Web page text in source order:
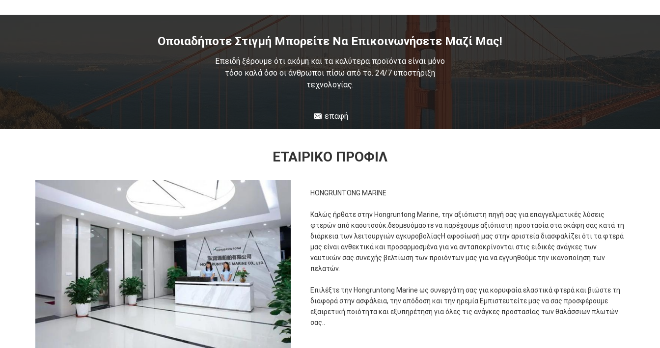
Οποιαδήποτε Στιγμή Μπορείτε Να Επικοινωνήσετε Μαζί Μας!
Επειδή ξέρουμε ότι ακόμη και τα καλύτερα προϊόντα είναι μόνο
τόσο καλά όσο οι άνθρωποι πίσω από το. 24/7 υποστήριξη
τεχνολογίας.
επαφή
ΕΤΑΙΡΙΚΌ ΠΡΟΦΊΛ
HONGRUNTONG MARINE
Καλώς ήρθατε στην Hongruntong Marine, την αξιόπιστη πηγή σας για επαγγελματικές λύσεις
φτερών από καουτσούκ.δεσμευόμαστε να παρέχουμε αξιόπιστη προστασία στα σκάφη σας κατά τη
διάρκεια των λειτουργιών αγκυροβολίαςΗ αφοσίωσή μας στην αριστεία διασφαλίζει ότι τα φτερά
μας είναι ανθεκτικά και προσαρμοσμένα για να ανταποκρίνονται στις ειδικές ανάγκες των
ναυτικών σας.συνεχής βελτίωση των προϊόντων μας για να εγγυηθούμε την ικανοποίηση των
πελατών.
Επιλέξτε την Hongruntong Marine ως συνεργάτη σας για κορυφαία ελαστικά φτερά και βιώστε τη
διαφορά στην ασφάλεια, την απόδοση και την ηρεμία.Εμπιστευτείτε μας να σας προσφέρουμε
εξαιρετική ποιότητα και εξυπηρέτηση για όλες τις ανάγκες προστασίας των θαλάσσιων πλωτών
σας..